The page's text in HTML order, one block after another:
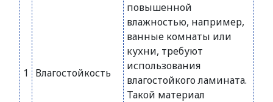
1 Влагостойкость
повышенной
влажностью, например,
ванные комнаты или
кухни, требуют
использования
влагостойкого ламината.
Такой материал